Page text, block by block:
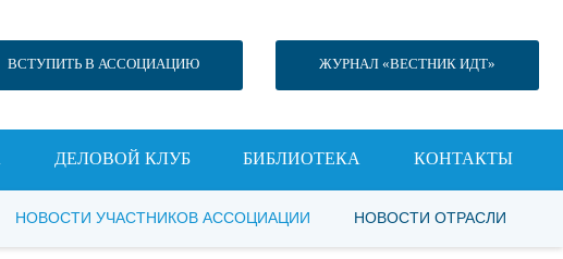
ВСТУПИТЬ В АССОЦИАЦИЮ ЖУРНАЛ «ВЕСТНИК ИДТ»
ДЕЛОВОЙ КЛУБ БИБЛИОТЕКА КОНТАКТЫ
НОВОСТИ УЧАСТНИКОВ АССОЦИАЦИИ НОВОСТИ ОТРАСЛИ